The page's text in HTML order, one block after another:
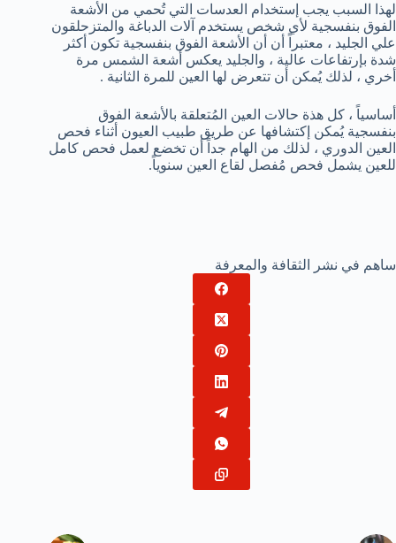
لهذا السبب يجب إستخدام العدسات التي تُحمي من الأشعة
الفوق بنفسجية لأي شخص يستخدم آلات الدباغة والمتزحلقون
علي الجليد ، معتبراً أن أن الأشعة الفوق بنفسجية تكون أكثر
شدة بإرتفاعات عالية ، والجليد يعكس أشعة الشمس مرة
أخري ، لذلك يُمكن أن تتعرض لها العين للمرة الثانية .
أساسياً ، كل هذة حالات العين المُتعلقة بالأشعة الفوق
بنفسجية يُمكن إكتشافها عن طريق طبيب العيون أثناء فحص
العين الدوري ، لذلك من الهام جداً أن تخضع لعمل فحص كامل
للعين يشمل فحص مُفصل لقاع العين سنوياً.
ساهم في نشر الثقافة والمعرفة